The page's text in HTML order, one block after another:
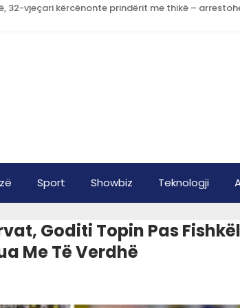
32-vjeçari kërcënonte prindërit me thikë –
Sport Showbiz Teknologji
Goditi Topin Pas
Me Të Verdhë